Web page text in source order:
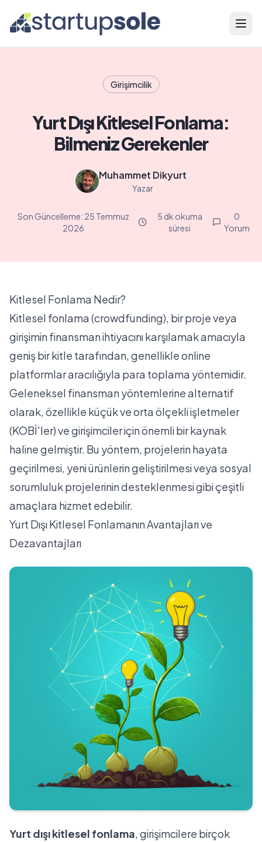
Girişimcilik
Yurt Dışı Kitlesel Fonlama:
Bilmeniz Gerekenler
Muhammet Dikyurt
Yazar
Son Güncelleme: 25 Temmuz
2026
5 dk okuma
süresi
0
Yorum
Kitlesel Fonlama Nedir?
Kitlesel fonlama (crowdfunding), bir proje veya
girişimin finansman ihtiyacını karşılamak amacıyla
geniş bir kitle tarafından, genellikle online
platformlar aracılığıyla para toplama yöntemidir.
Geleneksel finansman yöntemlerine alternatif
olarak, özellikle küçük ve orta ölçekli işletmeler
(KOBİ'ler) ve girişimciler için önemli bir kaynak
haline gelmiştir. Bu yöntem, projelerin hayata
geçirilmesi, yeni ürünlerin geliştirilmesi veya sosyal
sorumluluk projelerinin desteklenmesi gibi çeşitli
amaçlara hizmet edebilir.
Yurt Dışı Kitlesel Fonlamanın Avantajları ve
Dezavantajları
Yurt dışı kitlesel fonlama, girişimcilere birçok